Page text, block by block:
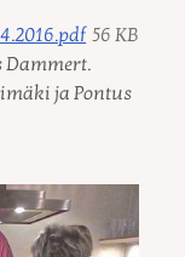
56 KB
Dammert.
ja Pontus